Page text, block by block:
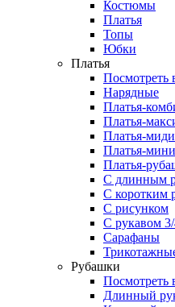
Костюмы
Платья
Топы
Юбки
Платья
Посмотреть
Нарядные
Платья-
Платья-
Платья-миди
Платья-мини
Платья-
С длинным
С коротким
С рисунком
С рукавом
Сарафаны
Рубашки
Посмотреть
Длинный